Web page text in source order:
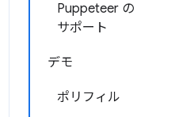
Puppeteer の
サポート
デモ
ポリフィル